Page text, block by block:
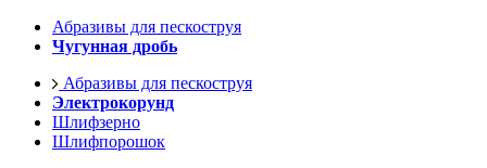
Абразивы для пескоструя
Чугунная дробь
Абразивы для пескоструя
Электрокорунд
Шлифзерно
Шлифпорошок